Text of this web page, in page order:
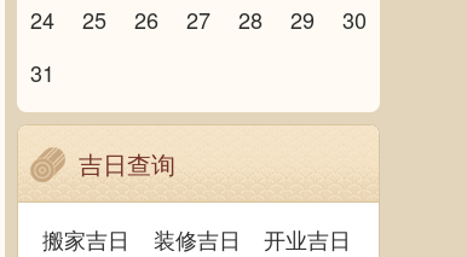
24
25 26 27 28 29
30
31
吉日查询
搬家吉日 装修吉日
开业吉日